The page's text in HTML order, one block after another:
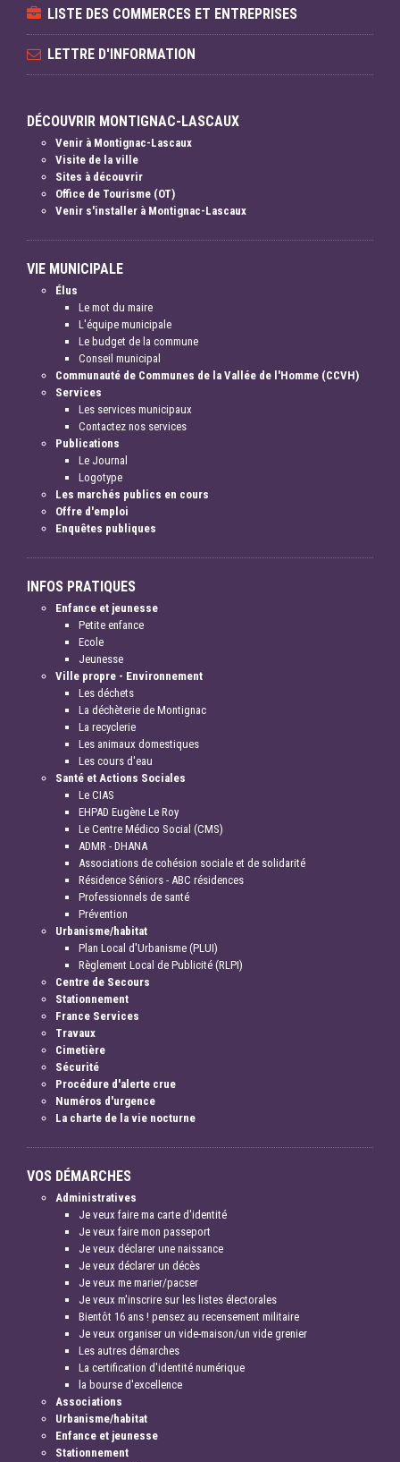
LISTE DES COMMERCES ET ENTREPRISES
LETTRE D'INFORMATION
DÉCOUVRIR MONTIGNAC-LASCAUX
Venir à Montignac-Lascaux
Visite de la ville
Sites à découvrir
Office de Tourisme (OT)
Venir s'installer à Montignac-Lascaux
VIE MUNICIPALE
Élus
Le mot du maire
L'équipe municipale
Le budget de la commune
Conseil municipal
Communauté de Communes de la Vallée de l'Homme (CCVH)
Services
Les services municipaux
Contactez nos services
Publications
Le Journal
Logotype
Les marchés publics en cours
Offre d'emploi
Enquêtes publiques
INFOS PRATIQUES
Enfance et jeunesse
Petite enfance
Ecole
Jeunesse
Ville propre - Environnement
Les déchets
La déchèterie de Montignac
La recyclerie
Les animaux domestiques
Les cours d'eau
Santé et Actions Sociales
Le CIAS
EHPAD Eugène Le Roy
Le Centre Médico Social (CMS)
ADMR - DHANA
Associations de cohésion sociale et de solidarité
Résidence Séniors - ABC résidences
Professionnels de santé
Prévention
Urbanisme/habitat
Plan Local d'Urbanisme (PLUI)
Règlement Local de Publicité (RLPI)
Centre de Secours
Stationnement
France Services
Travaux
Cimetière
Sécurité
Procédure d'alerte crue
Numéros d'urgence
La charte de la vie nocturne
VOS DÉMARCHES
Administratives
Je veux faire ma carte d'identité
Je veux faire mon passeport
Je veux déclarer une naissance
Je veux déclarer un décès
Je veux me marier/pacser
Je veux m'inscrire sur les listes électorales
Bientôt 16 ans ! pensez au recensement militaire
Je veux organiser un vide-maison/un vide grenier
Les autres démarches
La certification d'identité numérique
la bourse d'excellence
Associations
Urbanisme/habitat
Enfance et jeunesse
Stationnement